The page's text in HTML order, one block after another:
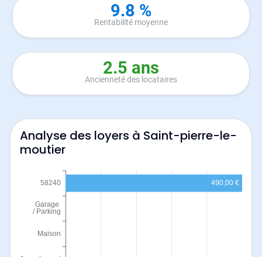
9.8 %
Rentabilité moyenne
2.5 ans
Ancienneté des locataires
Analyse des loyers à Saint-pierre-le-
moutier